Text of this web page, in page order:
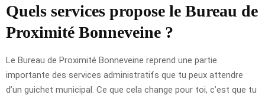
Quels services propose le Bureau de
Proximité Bonneveine ?
Le Bureau de Proximité Bonneveine reprend une partie
importante des services administratifs que tu peux attendre
d’un guichet municipal. Ce que cela change pour toi, c’est que tu